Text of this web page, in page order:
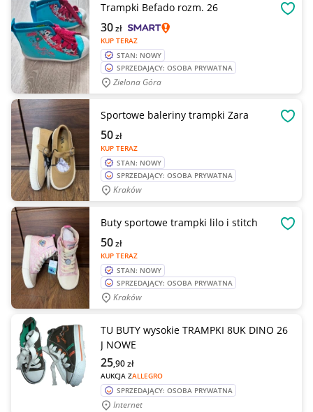
Trampki Befado rozm. 26
KUP TERAZ
30zł
STAN: NOWY
SPRZEDAJĄCY: OSOBA PRYWATNA
Zielona Góra
Sportowe baleriny trampki Zara
KUP TERAZ
50zł
STAN: NOWY
SPRZEDAJĄCY: OSOBA PRYWATNA
Kraków
Buty sportowe trampki lilo i stitch
KUP TERAZ
50zł
STAN: NOWY
SPRZEDAJĄCY: OSOBA PRYWATNA
Kraków
TU BUTY wysokie TRAMPKI 8UK DINO 26
J NOWE
AUKCJA ZALLEGRO
25,90zł
SPRZEDAJĄCY: OSOBA PRYWATNA
Internet